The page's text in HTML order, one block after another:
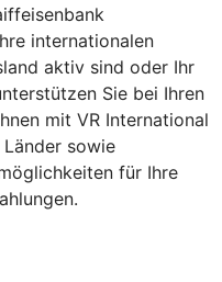
internationalen
aktiv sind oder Ihr
Sie bei Ihren
mit VR International
sowie
für Ihre